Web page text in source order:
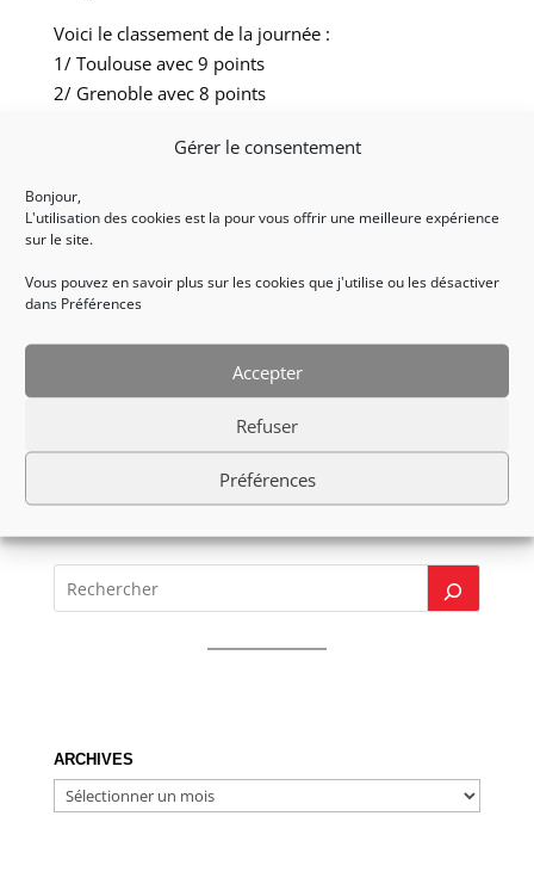
Gérer le consentement
Bonjour,
L'utilisation des cookies est la pour vous offrir une meilleure expérience
sur le site.
Vous pouvez en savoir plus sur les cookies que j'utilise ou les désactiver
dans Préférences
Accepter
Refuser
Préférences
Voici le classement de la journée :
1/ Toulouse avec 9 points
2/ Grenoble avec 8 points
4/ Nice avec 6 points
6/ La Martinique avec 4 points
7/ Lisieux avec 3 points
Prochain rendez vous pour l’équipe, le tournoi
ARCHIVES
ARCHIVES